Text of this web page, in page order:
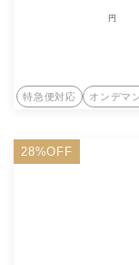
円
特急便対応 オンデマ
28%OFF